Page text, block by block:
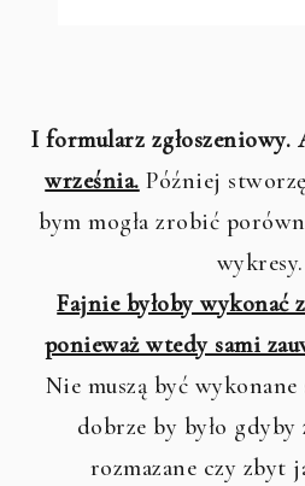
I formularz
września. Później
bym mogła zrobić
Fajnie byłoby wykonać
ponieważ wtedy sami
Nie muszą być wykonane
dobrze by było gdyby
rozmazane czy zbyt